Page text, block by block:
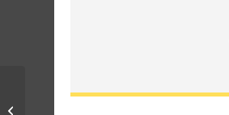
L’Apéro TOUT-COURT